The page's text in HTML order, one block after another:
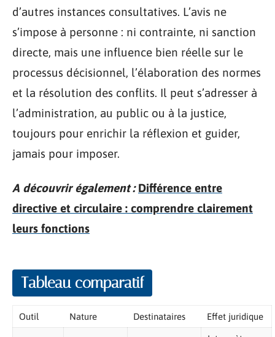
d’autres instances consultatives. L’avis ne
s’impose à personne : ni contrainte, ni sanction
directe, mais une influence bien réelle sur le
processus décisionnel, l’élaboration des normes
et la résolution des conflits. Il peut s’adresser à
l’administration, au public ou à la justice,
toujours pour enrichir la réflexion et guider,
jamais pour imposer.
A découvrir également : Différence entre
directive et circulaire : comprendre clairement
leurs fonctions
Tableau comparatif
Outil Nature Destinataires Effet juridique